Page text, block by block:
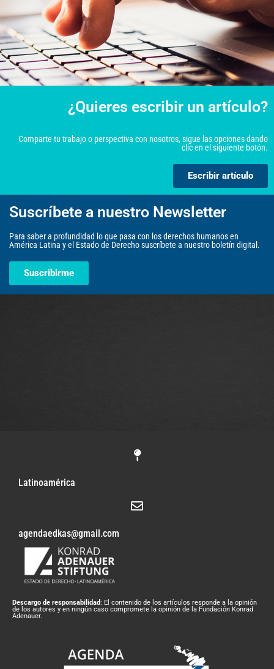
¿Quieres escribir un artículo?
Comparte tu trabajo o perspectiva con nosotros, sigue las opciones dando
clic en el siguiente botón.
Escribir artículo
Suscríbete a nuestro Newsletter
Para saber a profundidad lo que pasa con los derechos humanos en
América Latina y el Estado de Derecho suscríbete a nuestro boletín digital.
Suscribirme
Latinoamérica
agendaedkas@gmail.com
Descargo de responsabilidad: El contenido de los artículos responde a la opinión
de los autores y en ningún caso compromete la opinión de la Fundación Konrad
Adenauer.